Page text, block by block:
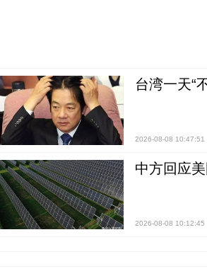
台湾一天“
2026-08-08 10:47:51
中方回应
2026-08-08 10:12:45